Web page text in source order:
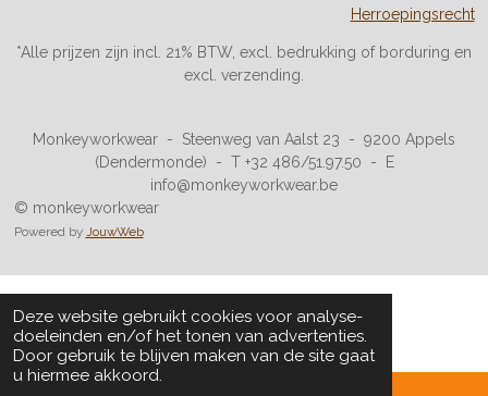
Deze website gebruikt cookies voor analyse-
doeleinden en/of het tonen van advertenties.
Door gebruik te blijven maken van de site gaat
u hiermee akkoord.
Herroepingsrecht
*Alle prijzen zijn incl. 21% BTW, excl. bedrukking of borduring en
excl. verzending.
Monkeyworkwear - Steenweg van Aalst 23 - 9200 Appels
(Dendermonde) - T +32 486/51.97.50 - E
info@monkeyworkwear.be
© monkeyworkwear
Powered by JouwWeb